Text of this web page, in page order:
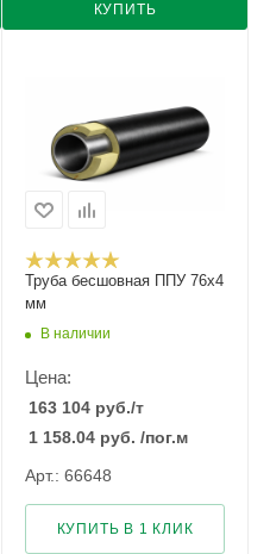
КУПИТЬ
Труба бесшовная ППУ 76х4
мм
В наличии
Цена:
163 104 руб./т
1 158.04 руб. /пог.м
Арт.: 66648
КУПИТЬ В 1 КЛИК